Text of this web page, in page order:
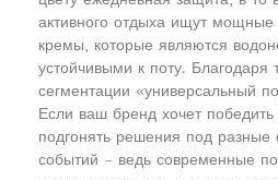
активного отдыха ищут
кремы, которые являются
устойчивыми к поту. Благодаря
сегментации «универсальный
Если ваш бренд хочет
подгонять решения под разные
событий – ведь современные